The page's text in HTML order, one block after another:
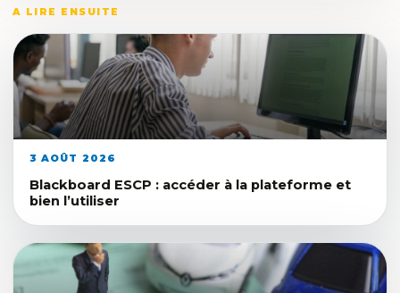
A LIRE ENSUITE
3 AOÛT 2026
Blackboard ESCP : accéder à la plateforme et
bien l’utiliser